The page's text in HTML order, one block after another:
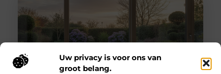
Uw privacy is voor ons van
groot belang.